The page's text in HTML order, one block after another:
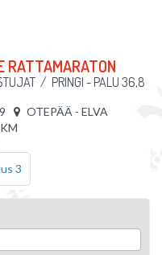
RATTAMARATON
/ PRINGI - PALU 36,8
OTEPÄÄ - ELVA
3